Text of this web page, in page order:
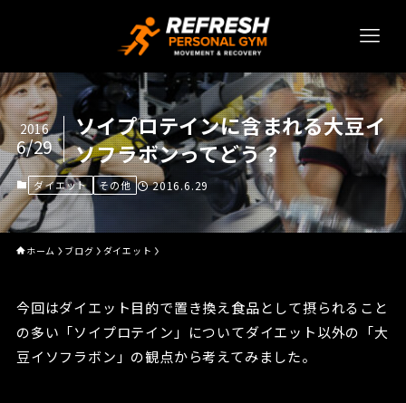
ソイプロテインに含まれる大豆イ
ソフラボンってどう？
2016
6/29
ダイエット その他 2016.6.29
ホーム ブログ ダイエット
今回はダイエット目的で置き換え食品として摂られること
の多い「ソイプロテイン」についてダイエット以外の「大
豆イソフラボン」の観点から考えてみました。